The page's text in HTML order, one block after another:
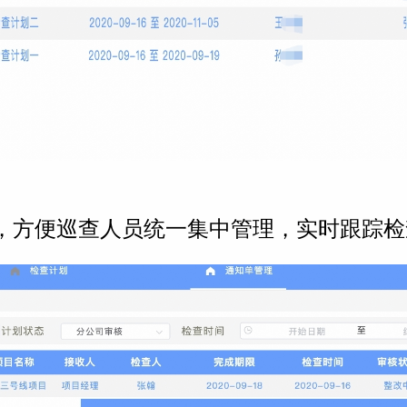
方便巡查人员统一集中管理，实时跟踪